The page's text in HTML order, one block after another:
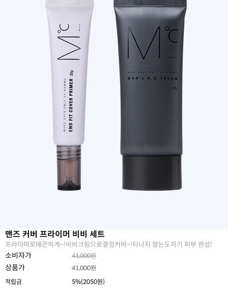
맨즈 커버 프라이머 비비 세트
프라이머로매끈하게~!비비크림으로결점커버~!티나지 않는도자기 피부 완성!
소비자가 41,000원
상품가 41,000원
적립금
5%(2050원)